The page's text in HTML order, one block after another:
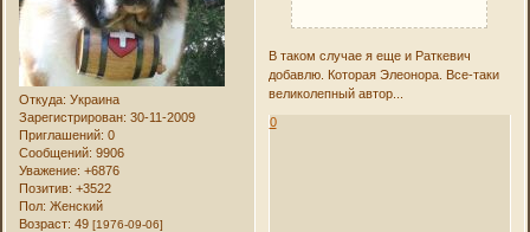
Откуда: Украина
Зарегистрирован: 30-11-2009
Приглашений: 0
Сообщений: 9906
Уважение: +6876
Позитив: +3522
Пол: Женский
Возраст: 49[1976-09-06]
В таком случае я еще и Раткевич
добавлю. Которая Элеонора. Все-таки
великолепный автор...
0